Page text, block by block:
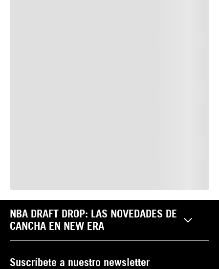
NBA DRAFT DROP: LAS NOVEDADES DE
CANCHA EN NEW ERA
Suscríbete a nuestro newsletter